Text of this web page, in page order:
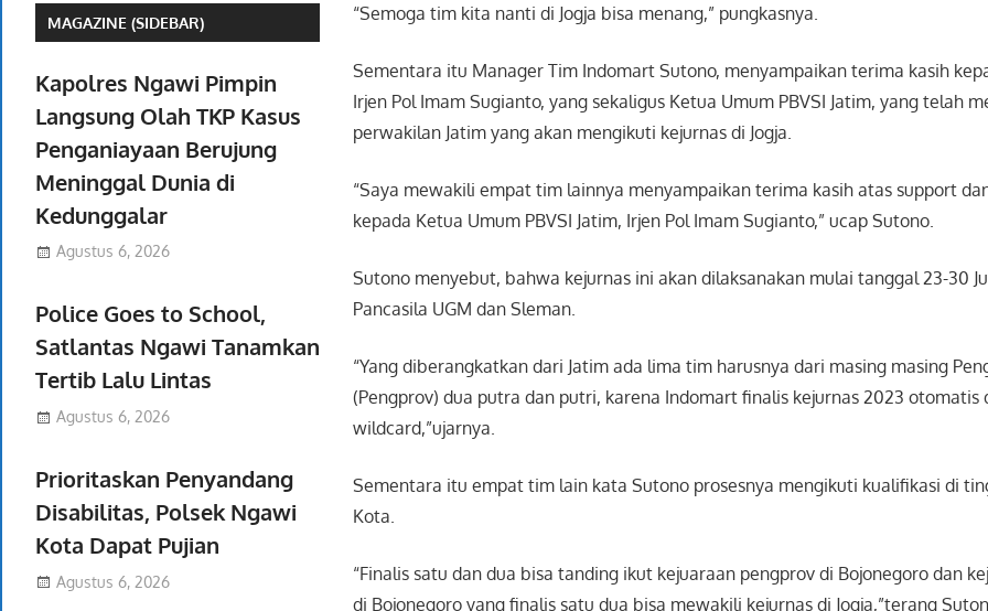
“Semoga tim kita nanti di Jogja bisa menang,” pungkasnya.
Sementara itu Manager Tim Indomart Sutono, menyampaikan terima kasih
Irjen Pol Imam Sugianto, yang sekaligus Ketua Umum PBVSI Jatim, yang telah
perwakilan Jatim yang akan mengikuti kejurnas di Jogja.
“Saya mewakili empat tim lainnya menyampaikan terima kasih atas support
kepada Ketua Umum PBVSI Jatim, Irjen Pol Imam Sugianto,” ucap Sutono.
Sutono menyebut, bahwa kejurnas ini akan dilaksanakan mulai tanggal 23-30
Pancasila UGM dan Sleman.
“Yang diberangkatkan dari Jatim ada lima tim harusnya dari masing masing
(Pengprov) dua putra dan putri, karena Indomart finalis kejurnas 2023 otomatis
wildcard,”ujarnya.
Sementara itu empat tim lain kata Sutono prosesnya mengikuti kualifikasi di
Kota.
“Finalis satu dan dua bisa tanding ikut kejuaraan pengprov di Bojonegoro dan
di Bojonegoro yang finalis satu dua bisa mewakili kejurnas di Jogja,”terang
MAGAZINE (SIDEBAR)
Kapolres Ngawi Pimpin
Langsung Olah TKP Kasus
Penganiayaan Berujung
Meninggal Dunia di
Kedunggalar
Agustus 6, 2026
Police Goes to School,
Satlantas Ngawi Tanamkan
Tertib Lalu Lintas
Agustus 6, 2026
Prioritaskan Penyandang
Disabilitas, Polsek Ngawi
Kota Dapat Pujian
Agustus 6, 2026